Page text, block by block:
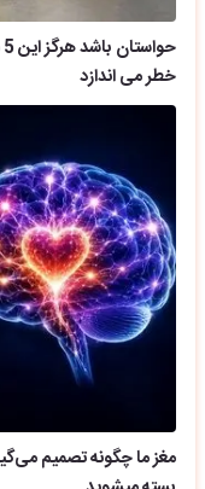
خطر می اندازد
مغز ما چگونه تصمیم